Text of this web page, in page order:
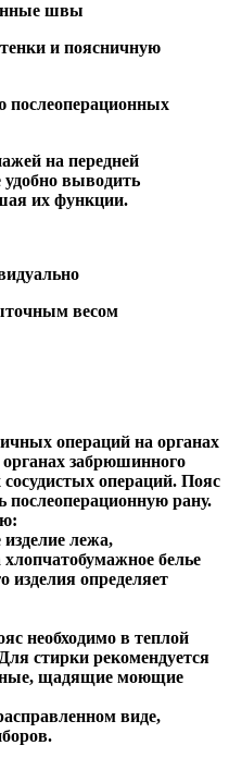
швы
и поясничную
послеоперационных
на передней
выводить
их функции.
весом
операций на органах
забрюшинного
операций. Пояс
рану.
изделие лежа,
хлопчатобумажное белье
определяет
необходимо в теплой
стирки рекомендуется
щадящие моющие
виде,